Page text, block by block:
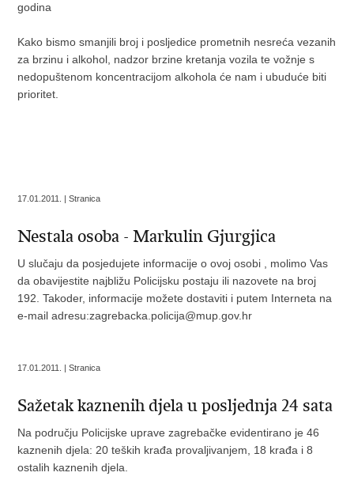
godina
Kako bismo smanjili broj i posljedice prometnih nesreća vezanih
za brzinu i alkohol, nadzor brzine kretanja vozila te vožnje s
nedopuštenom koncentracijom alkohola će nam i ubuduće biti
prioritet.
17.01.2011. | Stranica
Nestala osoba - Markulin Gjurgjica
U slučaju da posjedujete informacije o ovoj osobi , molimo Vas
da obavijestite najbližu Policijsku postaju ili nazovete na broj
192. Takoder, informacije možete dostaviti i putem Interneta na
e-mail adresu:zagrebacka.policija@mup.gov.hr
17.01.2011. | Stranica
Sažetak kaznenih djela u posljednja 24 sata
Na području Policijske uprave zagrebačke evidentirano je 46
kaznenih djela: 20 teških krađa provaljivanjem, 18 krađa i 8
ostalih kaznenih djela.